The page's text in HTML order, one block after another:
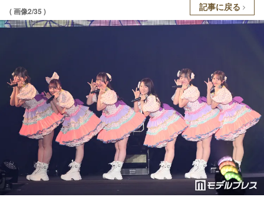
( 画像2/35 ) 記事に戻る